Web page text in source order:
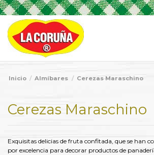
Inicio Almíbares Cerezas Maraschino
Cerezas Maraschino
Exquisitas delicias de fruta confitada, que se han
por excelencia para decorar productos de